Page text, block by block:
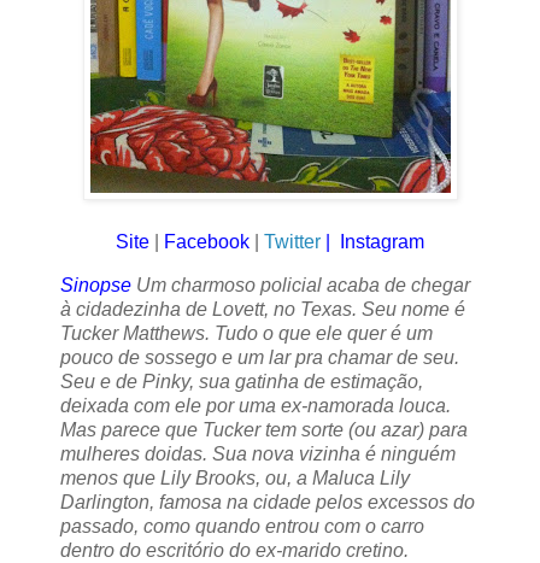
Site Facebook Twitter Instagram
Sinopse Um charmoso policial acaba de chegar
à cidadezinha de Lovett, no Texas. Seu nome é
Tucker Matthews. Tudo o que ele quer é um
pouco de sossego e um lar pra chamar de seu.
Seu e de Pinky, sua gatinha de estimação,
deixada com ele por uma ex-namorada louca.
Mas parece que Tucker tem sorte (ou azar) para
mulheres doidas. Sua nova vizinha é ninguém
menos que Lily Brooks, ou, a Maluca Lily
Darlington, famosa na cidade pelos excessos do
passado, como quando entrou com o carro
dentro do escritório do ex-marido cretino.